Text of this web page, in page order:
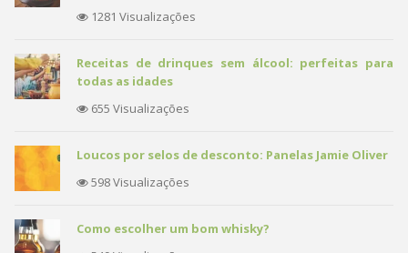
1281 Visualizações
Receitas de drinques sem álcool: perfeitas para
todas as idades
655 Visualizações
Loucos por selos de desconto: Panelas Jamie Oliver
598 Visualizações
Como escolher um bom whisky?